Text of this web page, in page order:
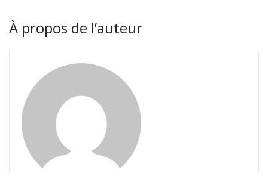
À propos de l’auteur